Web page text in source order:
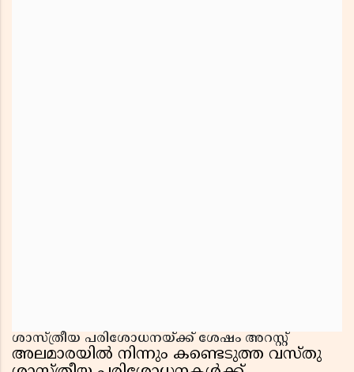
ശാസ്ത്രീയ പരിശോധനയ്ക്ക് ശേഷം അറസ്റ്റ്
അലമാരയിൽ നിന്നും കണ്ടെടുത്ത വസ്തു